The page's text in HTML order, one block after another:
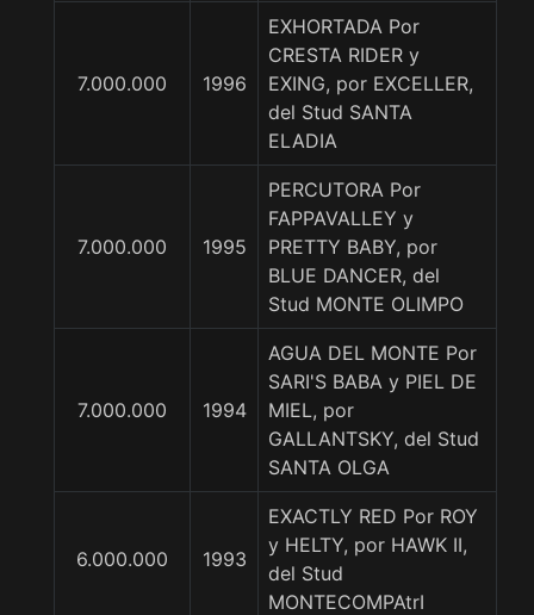
7.000.000 1996
EXHORTADA Por
CRESTA RIDER y
EXING, por EXCELLER,
del Stud SANTA
ELADIA
7.000.000 1995
PERCUTORA Por
FAPPAVALLEY y
PRETTY BABY, por
BLUE DANCER, del
Stud MONTE OLIMPO
7.000.000 1994
AGUA DEL MONTE Por
SARI'S BABA y PIEL DE
MIEL, por
GALLANTSKY, del Stud
SANTA OLGA
6.000.000 1993
EXACTLY RED Por ROY
y HELTY, por HAWK II,
del Stud
MONTECOMPAtrI